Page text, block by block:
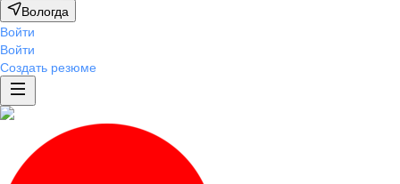
Вологда
Войти
Войти
Создать резюме